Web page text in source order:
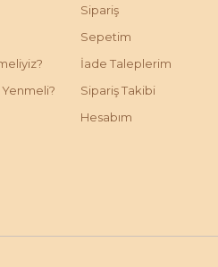
Sipariş
Sepetim
İade Taleplerim
Sipariş Takibi
Hesabım